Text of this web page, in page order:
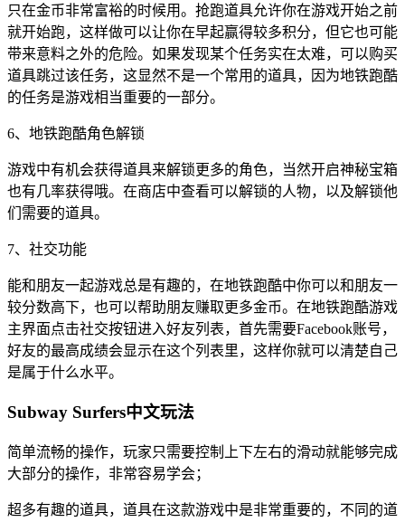
只在金币非常富裕的时候用。抢跑道具允许你在游戏开始之前
就开始跑，这样做可以让你在早起赢得较多积分，但它也可能
带来意料之外的危险。如果发现某个任务实在太难，可以购买
道具跳过该任务，这显然不是一个常用的道具，因为地铁跑酷
的任务是游戏相当重要的一部分。
6、地铁跑酷角色解锁
游戏中有机会获得道具来解锁更多的角色，当然开启神秘宝箱
也有几率获得哦。在商店中查看可以解锁的人物，以及解锁他
们需要的道具。
7、社交功能
能和朋友一起游戏总是有趣的，在地铁跑酷中你可以和朋友一
较分数高下，也可以帮助朋友赚取更多金币。在地铁跑酷游戏
主界面点击社交按钮进入好友列表，首先需要Facebook账号，
好友的最高成绩会显示在这个列表里，这样你就可以清楚自己
是属于什么水平。
Subway Surfers中文玩法
简单流畅的操作，玩家只需要控制上下左右的滑动就能够完成
大部分的操作，非常容易学会；
超多有趣的道具，道具在这款游戏中是非常重要的，不同的道